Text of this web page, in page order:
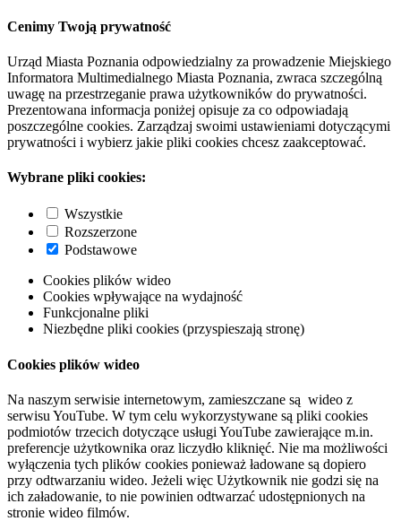
Cenimy Twoją prywatność
Urząd Miasta Poznania odpowiedzialny za prowadzenie Miejskiego
Informatora Multimedialnego Miasta Poznania, zwraca szczególną
uwagę na przestrzeganie prawa użytkowników do prywatności.
Prezentowana informacja poniżej opisuje za co odpowiadają
poszczególne cookies. Zarządzaj swoimi ustawieniami dotyczącymi
prywatności i wybierz jakie pliki cookies chcesz zaakceptować.
Wybrane pliki cookies:
Wszystkie
Rozszerzone
Podstawowe
Cookies plików wideo
Cookies wpływające na wydajność
Funkcjonalne pliki
Niezbędne pliki cookies (przyspieszają stronę)
Cookies plików wideo
Na naszym serwisie internetowym, zamieszczane są wideo z
serwisu YouTube. W tym celu wykorzystywane są pliki cookies
podmiotów trzecich dotyczące usługi YouTube zawierające m.in.
preferencje użytkownika oraz liczydło kliknięć. Nie ma możliwości
wyłączenia tych plików cookies ponieważ ładowane są dopiero
przy odtwarzaniu wideo. Jeżeli więc Użytkownik nie godzi się na
ich załadowanie, to nie powinien odtwarzać udostępnionych na
stronie wideo filmów.